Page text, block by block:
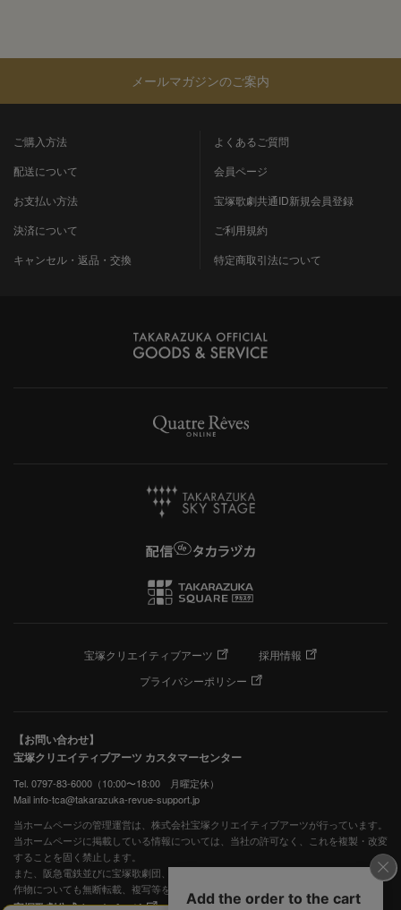
メールマガジンのご案内
ご購入方法
配送について
お支払い方法
決済について
キャンセル・返品・交換
よくあるご質問
会員ページ
宝塚歌劇共通ID新規会員登録
ご利用規約
特定商取引法について
宝塚クリエイティブアーツ
採用情報
プライバシーポリシー
【お問い合わせ】
宝塚クリエイティブアーツ カスタマーセンター
Tel. 0797-83-6000（10:00〜18:00 月曜定休）
Mail info-tca@takarazuka-revue-support.jp
当ホームページの管理運営は、株式会社宝塚クリエイティブアーツが行っています。
当ホームページに掲載している情報については、当社の許可なく、これを複製・改変
することを固く禁止します。
また、阪急電鉄並びに宝塚歌劇団、宝塚クリエイティブアーツの出版物ほか写真等著
作物についても無断転載、複写等を禁じます。